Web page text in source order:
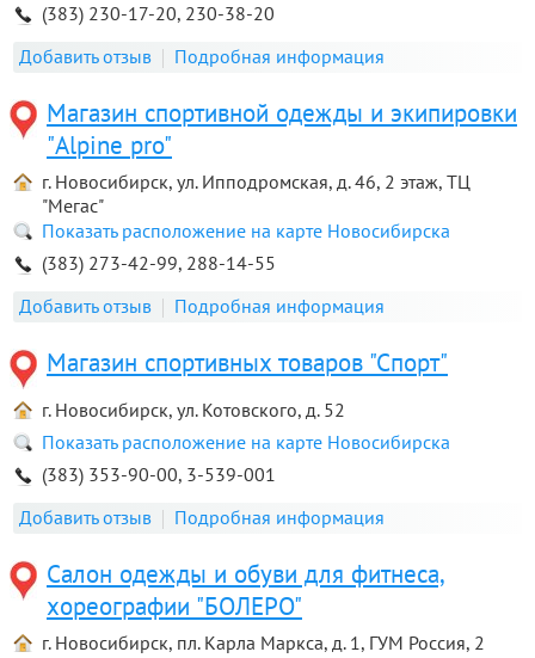
(383) 230-17-20, 230-38-20
Добавить отзыв
Подробная информация
Магазин спортивной одежды и экипировки
"Alpine pro"
г. Новосибирск, ул. Ипподромская, д. 46, 2 этаж, ТЦ
"Мегаc"
Показать расположение на карте Новосибирска
(383) 273-42-99, 288-14-55
Добавить отзыв
Подробная информация
Магазин спортивных товаров "Спорт"
г. Новосибирск, ул. Котовского, д. 52
Показать расположение на карте Новосибирска
(383) 353-90-00, 3-539-001
Добавить отзыв
Подробная информация
Салон одежды и обуви для фитнеса,
хореографии "БОЛЕРО"
г. Новосибирск, пл. Карла Маркса, д. 1, ГУМ Россия, 2